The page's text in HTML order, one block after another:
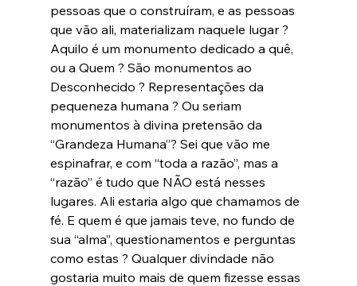
pessoas que o construíram, e as pessoas
que vão ali, materializam naquele lugar ?
Aquilo é um monumento dedicado a quê,
ou a Quem ? São monumentos ao
Desconhecido ? Representações da
pequeneza humana ? Ou seriam
monumentos à divina pretensão da
“Grandeza Humana”? Sei que vão me
espinafrar, e com “toda a razão”, mas a
“razão” é tudo que NÃO está nesses
lugares. Ali estaria algo que chamamos de
fé. E quem é que jamais teve, no fundo de
sua “alma”, questionamentos e perguntas
como estas ? Qualquer divindade não
gostaria muito mais de quem fizesse essas